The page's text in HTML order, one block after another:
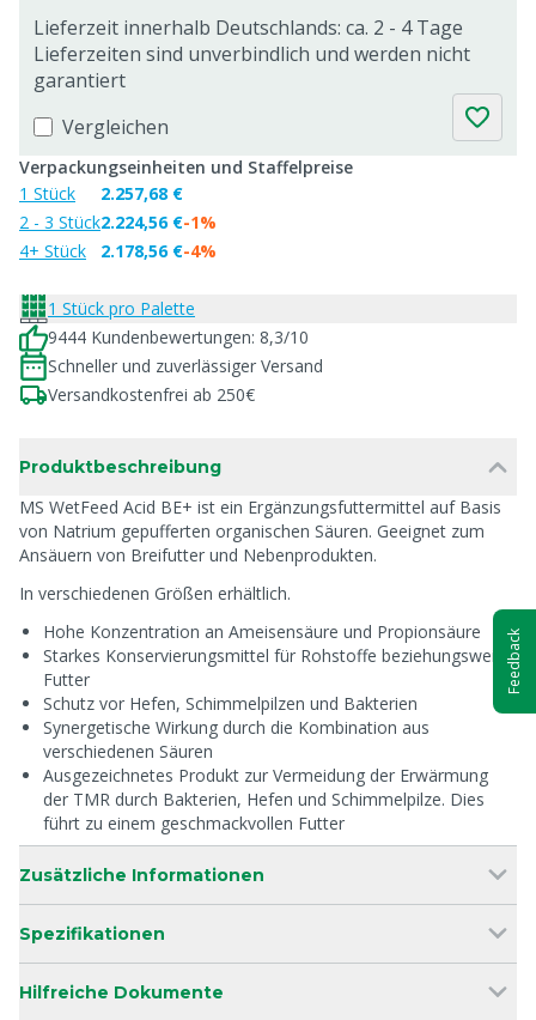
Lieferzeit innerhalb Deutschlands: ca. 2 - 4 Tage
Lieferzeiten sind unverbindlich und werden nicht
garantiert
Vergleichen
Verpackungseinheiten und Staffelpreise
1 Stück
2 - 3 Stück
4+ Stück
2.257,68 €
2.224,56 €
2.178,56 €
-1%
-4%
1 Stück pro Palette
9444 Kundenbewertungen: 8,3/10
Schneller und zuverlässiger Versand
Versandkostenfrei ab 250€
Produktbeschreibung
MS WetFeed Acid BE+ ist ein Ergänzungsfuttermittel auf Basis
von Natrium gepufferten organischen Säuren. Geeignet zum
Ansäuern von Breifutter und Nebenprodukten.
In verschiedenen Größen erhältlich.
Hohe Konzentration an Ameisensäure und Propionsäure
Starkes Konservierungsmittel für Rohstoffe beziehungsweise
Futter
Schutz vor Hefen, Schimmelpilzen und Bakterien
Synergetische Wirkung durch die Kombination aus
verschiedenen Säuren
Ausgezeichnetes Produkt zur Vermeidung der Erwärmung
der TMR durch Bakterien, Hefen und Schimmelpilze. Dies
führt zu einem geschmackvollen Futter
Zusätzliche Informationen
Spezifikationen
Hilfreiche Dokumente
Feedback